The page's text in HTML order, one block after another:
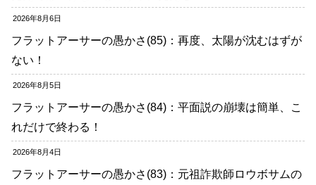
2026年8月6日
フラットアーサーの愚かさ(85)：再度、太陽が沈むはずが
ない！
2026年8月5日
フラットアーサーの愚かさ(84)：平面説の崩壊は簡単、こ
れだけで終わる！
2026年8月4日
フラットアーサーの愚かさ(83)：元祖詐欺師ロウボサムの